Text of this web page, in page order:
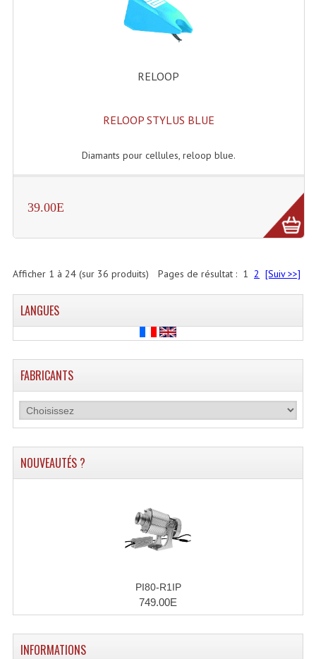
RELOOP
RELOOP STYLUS BLUE
Diamants pour cellules, reloop blue.
39.00E
Pages de résultat : 1 2 [Suiv >>]
Afficher 1 à 24(sur 36 produits)
LANGUES
FABRICANTS
NOUVEAUTÉS ?
PI80-R1IP
749.00E
INFORMATIONS